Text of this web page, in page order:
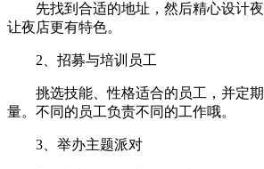
先找到合适的地址，然后精心设计夜
让夜店更有特色。
2、招募与培训员工
挑选技能、性格适合的员工，并定期
量。不同的员工负责不同的工作哦。
3、举办主题派对